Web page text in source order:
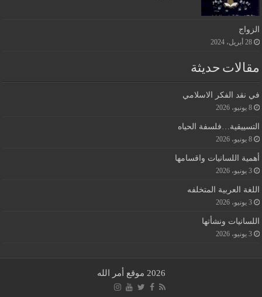
الزواج
28 أبريل، 2024
مقالات حديثة
في نقد الفكر الاسلامي
8 يونيو، 2026
التسييقية…فلسفة الحياه
8 يونيو، 2026
أهمية اللسانيات واقسامها
3 يونيو، 2026
اللغة العربية المتخلفه
3 يونيو، 2026
اللسانيات ونشأتها
3 يونيو، 2026
2026 موقع أمر الله